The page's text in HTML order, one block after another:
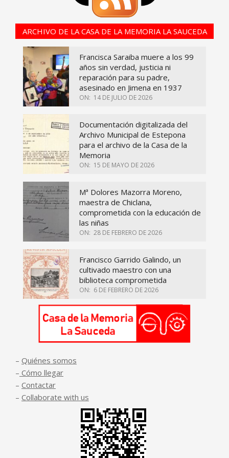
ARCHIVO DE LA CASA DE LA MEMORIA LA SAUCEDA
Francisca Saraiba muere a los 99
años sin verdad, justicia ni
reparación para su padre,
asesinado en Jimena en 1937
ON: 14 DE JULIO DE 2026
Documentación digitalizada del
Archivo Municipal de Estepona
para el archivo de la Casa de la
Memoria
ON: 15 DE MAYO DE 2026
Mª Dolores Mazorra Moreno,
maestra de Chiclana,
comprometida con la educación de
las niñas
ON: 28 DE FEBRERO DE 2026
Francisco Garrido Galindo, un
cultivado maestro con una
biblioteca comprometida
ON: 6 DE FEBRERO DE 2026
– Quiénes somos
– Cómo llegar
– Contactar
– Collaborate with us